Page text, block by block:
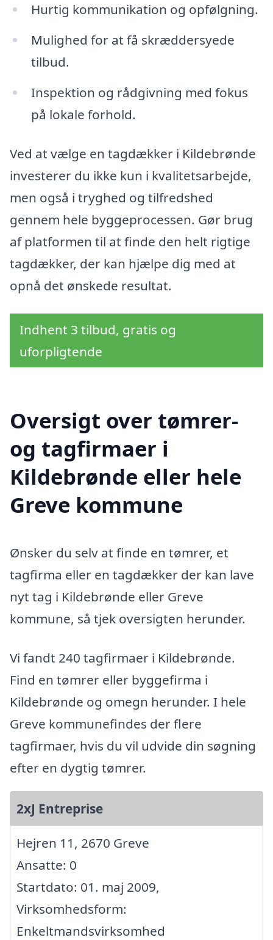
Hurtig kommunikation og opfølgning.
Mulighed for at få skræddersyede
tilbud.
Inspektion og rådgivning med fokus
på lokale forhold.
Ved at vælge en tagdækker i Kildebrønde
investerer du ikke kun i kvalitetsarbejde,
men også i tryghed og tilfredshed
gennem hele byggeprocessen. Gør brug
af platformen til at finde den helt rigtige
tagdækker, der kan hjælpe dig med at
opnå det ønskede resultat.
Indhent 3 tilbud, gratis og
uforpligtende
Oversigt over tømrer-
og tagfirmaer i
Kildebrønde eller hele
Greve kommune
Ønsker du selv at finde en tømrer, et
tagfirma eller en tagdækker der kan lave
nyt tag i Kildebrønde eller Greve
kommune, så tjek oversigten herunder.
Vi fandt 240 tagfirmaer i Kildebrønde.
Find en tømrer eller byggefirma i
Kildebrønde og omegn herunder. I hele
Greve kommunefindes der flere
tagfirmaer, hvis du vil udvide din søgning
efter en dygtig tømrer.
2xJ Entreprise
Hejren 11, 2670 Greve
Ansatte: 0
Startdato: 01. maj 2009,
Virksomhedsform:
Enkeltmandsvirksomhed